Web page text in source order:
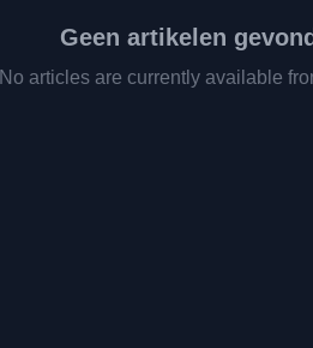
Geen artikelen
No articles are currently available